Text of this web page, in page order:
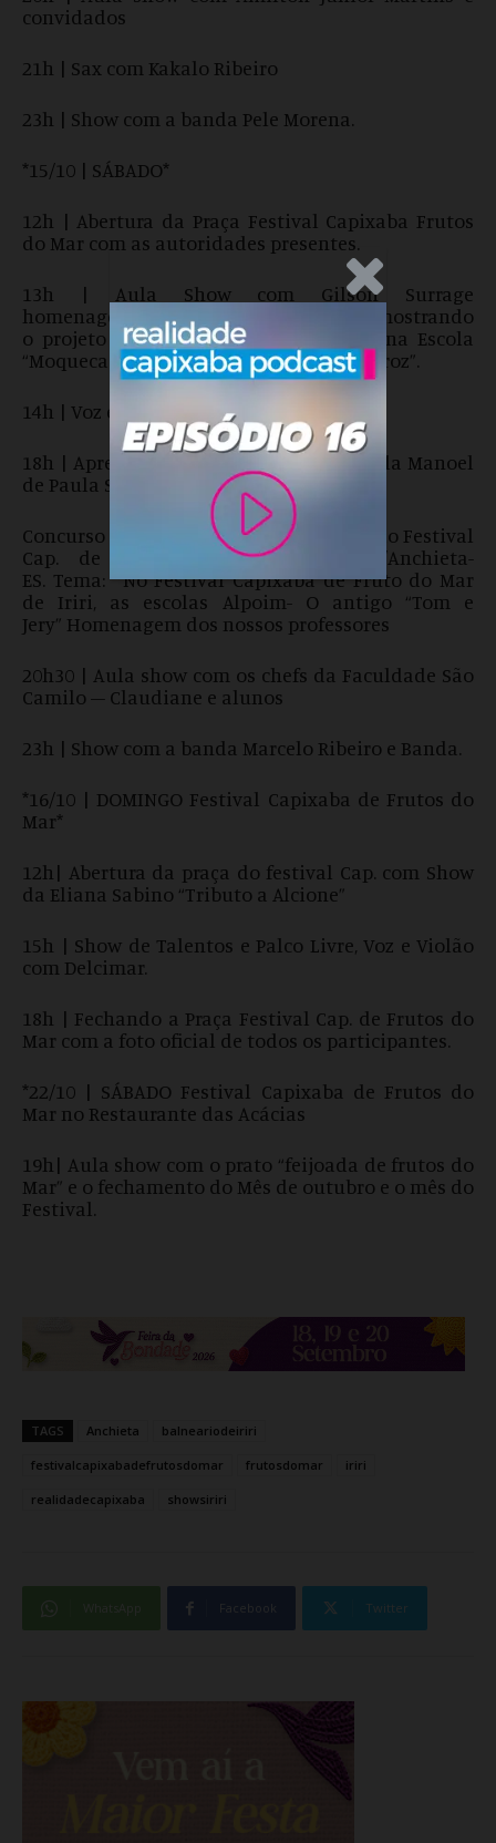
convidados
21h | Sax com Kakalo Ribeiro
23h | Show com a banda Pele Morena.
*15/10 | SÁBADO*
12h | Abertura da Praça Festival Capixaba Frutos
do Mar com as autoridades presentes.
13h | Aula Show com Gilson Surrage
homenageando as merendeiras, mostrando
o projeto que toda sexta-feira, servem na Escola
“Moqueca de Filé de peixe com pirão e arroz”.
14h | Voz e Violão – Paulo Bozan
18h | Apresentação da “Fanfarra da Escola Manoel
de Paula Serrão”.
Concurso de desenho, poesia e redação do Festival
Cap. de Frutos do Mar em Iriri/Anchieta-
ES. Tema: “‘No Festival Capixaba de Fruto do Mar
de Iriri, as escolas Alpoim- O antigo “Tom e
Jery” Homenagem dos nossos professores
20h30 | Aula show com os chefs da Faculdade São
Camilo – Claudiane e alunos
23h | Show com a banda Marcelo Ribeiro e Banda.
*16/10 | DOMINGO Festival Capixaba de Frutos do
Mar*
12h| Abertura da praça do festival Cap. com Show
da Eliana Sabino “Tributo a Alcione”
15h | Show de Talentos e Palco Livre, Voz e Violão
com Delcimar.
18h | Fechando a Praça Festival Cap. de Frutos do
Mar com a foto oficial de todos os participantes.
*22/10 | SÁBADO Festival Capixaba de Frutos do
Mar no Restaurante das Acácias
19h| Aula show com o prato “feijoada de frutos do
Mar” e o fechamento do Mês de outubro e o mês do
Festival.
TAGS Anchieta balneariodeiriri
festivalcapixabadefrutosdomar frutosdomar iriri
realidadecapixaba showsiriri
Facebook Twitter